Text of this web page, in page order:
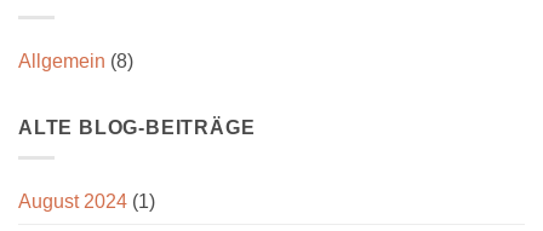
Allgemein (8)
ALTE BLOG-BEITRÄGE
August 2024 (1)